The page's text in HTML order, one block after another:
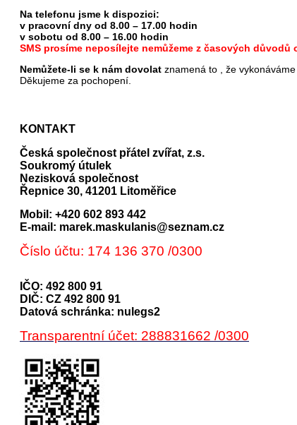
Na telefonu jsme k dispozici:
v pracovní dny od 8.00 – 17.00 hodin
v sobotu od 8.00 – 16.00 hodin
SMS prosíme neposílejte nemůžeme z časových důvodů
Nemůžete-li se k nám dovolat znamená to , že
Děkujeme za pochopení.
KONTAKT
Česká společnost přátel zvířat, z.s.
Soukromý útulek
Nezisková společnost
Řepnice 30, 41201 Litoměřice
Mobil: +420 602 893 442
E-mail: marek.maskulanis@seznam.cz
Číslo účtu: 174 136 370 /0300
IČO: 492 800 91
DIČ: CZ 492 800 91
Datová schránka: nulegs2
Transparentní účet: 288831662 /0300